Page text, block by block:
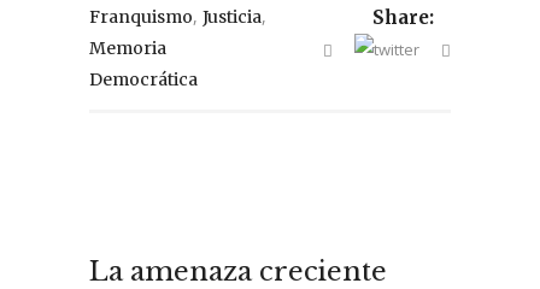
Franquismo, Justicia,
Memoria
Democrática
Share:
La amenaza creciente